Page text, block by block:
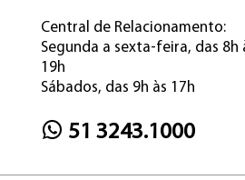
Central de Relacionamento:
Segunda a sexta-feira, das 8h
19h
Sábados, das 9h às 17h
51 3243.1000